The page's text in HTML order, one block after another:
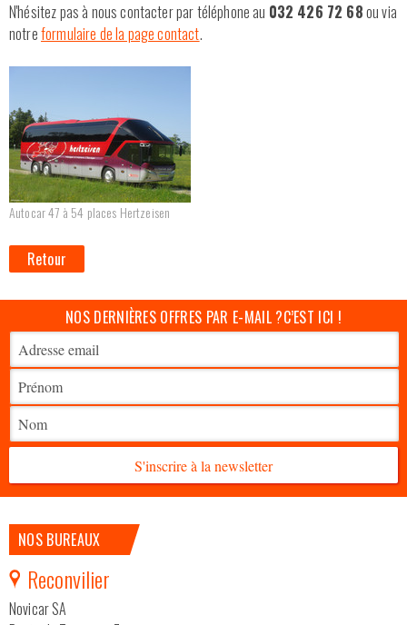
N'hésitez pas à nous contacter par téléphone au 032 426 72 68ou via
notreformulaire de la page contact.
Autocar 47 à 54 places Hertzeisen
Retour
NOS DERNIÈRES OFFRES PAR E-MAIL ?C’EST ICI !
S'inscrire à la newsletter
NOS BUREAUX
Reconvilier
Novicar SA